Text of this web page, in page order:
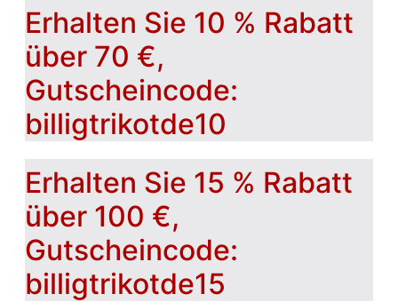
Erhalten Sie 10 % Rabatt
über 70 €,
Gutscheincode:
billigtrikotde10
Erhalten Sie 15 % Rabatt
über 100 €,
Gutscheincode:
billigtrikotde15